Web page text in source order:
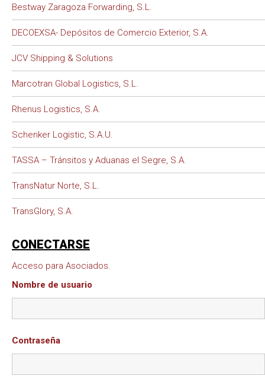
Bestway Zaragoza Forwarding, S.L.
DECOEXSA- Depósitos de Comercio Exterior, S.A.
JCV Shipping & Solutions
Marcotran Global Logistics, S.L.
Rhenus Logistics, S.A.
Schenker Logistic, S.A.U.
TASSA – Tránsitos y Aduanas el Segre, S.A.
TransNatur Norte, S.L.
TransGlory, S.A.
CONECTARSE
Acceso para Asociados.
Nombre de usuario
Contraseña